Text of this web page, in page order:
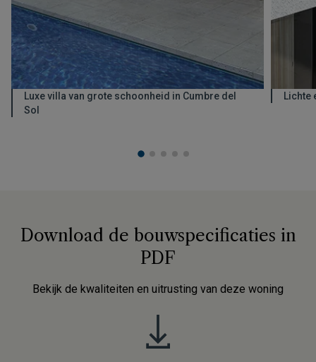
Luxe villa van grote schoonheid in Cumbre del
Sol
Lichte
Download de bouwspecificaties in
PDF
Bekijk de kwaliteiten en uitrusting van deze woning